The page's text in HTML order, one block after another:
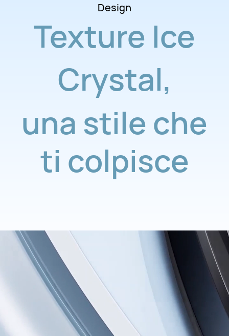
Design
Texture Ice
Crystal,
una stile che
ti colpisce